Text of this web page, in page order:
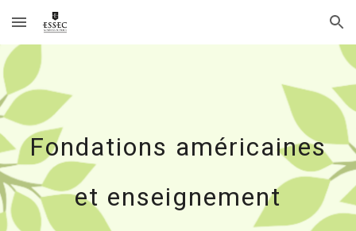
Skip to main content Skip to navigation
Fondations américaines
et enseignement